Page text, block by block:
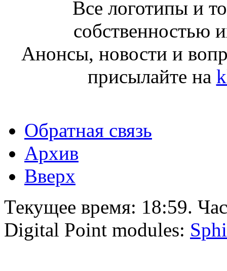
Все логотипы и
собственностью
Анонсы, новости и
присылайте на
Обратная связь
Архив
Вверх
Текущее время: 18:59.
Digital Point modules: